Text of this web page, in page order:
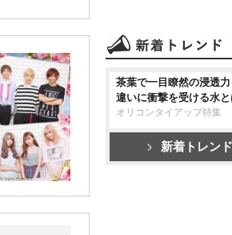
茶葉で一目瞭然の浸透
違いに衝撃を受ける水
オリコンタイアップ特集
新着トレン